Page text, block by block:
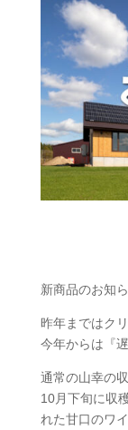
新商品のお知
昨年まではク
今年からは『
通常の山幸の
10月下旬に収
れた甘口のワ